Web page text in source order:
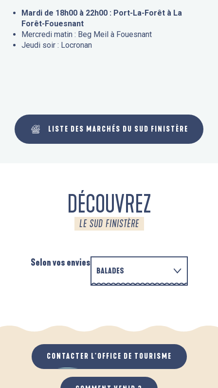
Mardi de 18h00 à 22h00 : Port-La-Forêt à La
Forêt-Fouesnant
Mercredi matin : Beg Meil à Fouesnant
Jeudi soir : Locronan
LISTE DES MARCHÉS DU SUD FINISTÈRE
DÉCOUVREZ
LE SUD FINISTÈRE
Selon vos envies
BALADES
QUAND IL PLEUT
AU GRAND AIR
PARCOURS D'INTERPRÉTATION DE L'ANSE
CONTACTER L'OFFICE DE TOURISME